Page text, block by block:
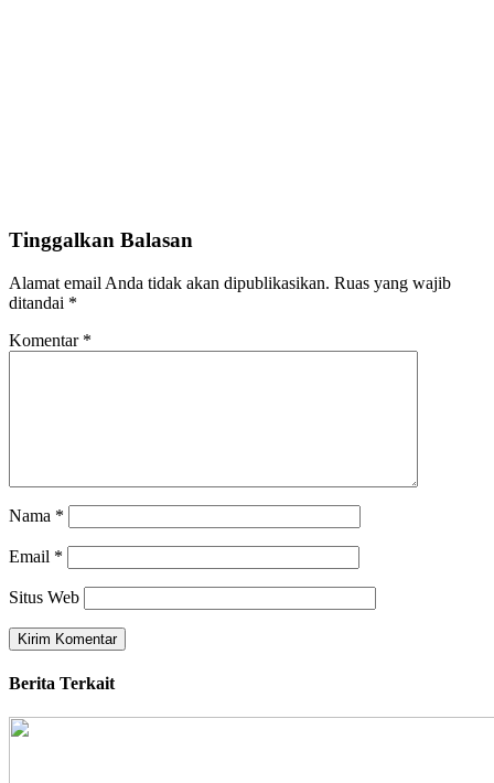
Tinggalkan Balasan
Alamat email Anda tidak akan dipublikasikan. Ruas yang wajib
ditandai *
Komentar *
Nama *
Email *
Situs Web
Berita Terkait